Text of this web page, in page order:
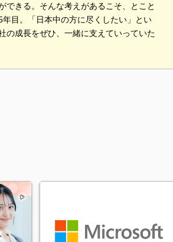
できる。そんな考えがあるこそ、とこと
目。「日本中の方に尽くしたい」とい
の成長をぜひ、一緒に支えていっていた